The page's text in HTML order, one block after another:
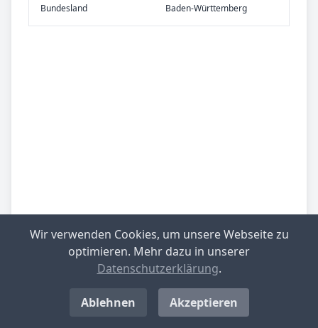
Bundes­land Baden-Württemberg
gering besiedelt
Wir verwenden Cookies, um unsere Webseite zu
optimieren. Mehr dazu in unserer
Datenschutzerklärung.
Ablehnen Akzeptieren